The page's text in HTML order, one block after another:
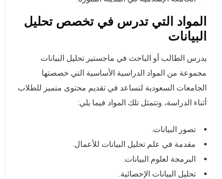
المواد التي تدرس في تخصص تحليل
البيانات
يدرس الطالب أو الباحث في ماجستير تحليل البيانات
مجموعة من المواد الدراسية الأساسية التي خصصتها
الجامعات السعودية لتساعد في تقديم محتوى متميز للطلاب
أثناء الدراسة، وتتمثل تلك المواد فيما يلي:
تصور البيانات.
مقدمة في علم تحليل البيانات للأعمال.
البرمجة لعلوم البيانات.
تحليل البيانات الإحصائية.